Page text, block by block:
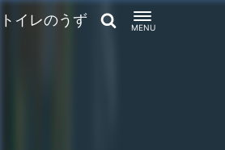
トイレのうず MENU